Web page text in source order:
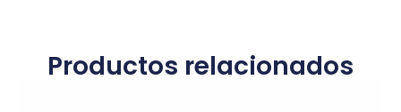
Productos relacionados